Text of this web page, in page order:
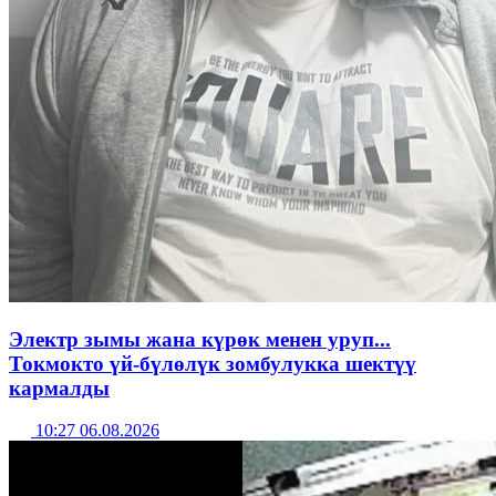
Электр зымы жана күрөк менен уруп...
Токмокто үй-бүлөлүк зомбулукка шектүү
кармалды
10:27 06.08.2026